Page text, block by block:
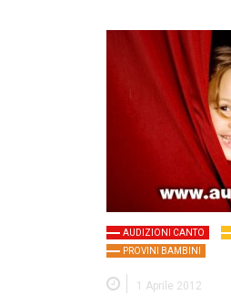
AUDIZIONI CANTO
PROVINI BAMBINI
1 Aprile 2012